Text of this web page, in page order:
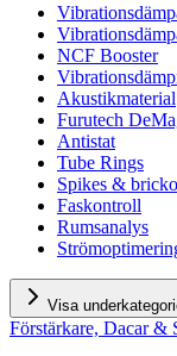
NCF Booster
Akustikmaterial
Furutech
Antistat
Tube Rings
Spikes &
Faskontroll
Rumsanalys
Visa
Förstärkare, Dacar &